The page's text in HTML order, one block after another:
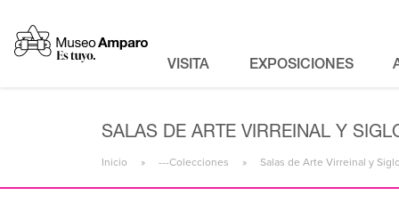
VISITA EXPOSICIONES
SALAS DE ARTE VIRREINAL Y
Inicio ---Colecciones Salas de Arte Virreinal y